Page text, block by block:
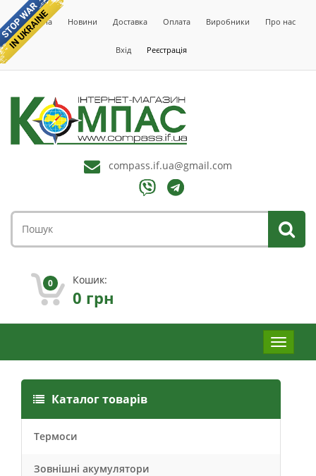
Головна Новини Доставка Оплата Виробники Про нас
Вхід Реєстрація
compass.if.ua@gmail.com
0 Кошик:
0 грн
Меню
Каталог товарів
Термоси
Зовнішні акумулятори